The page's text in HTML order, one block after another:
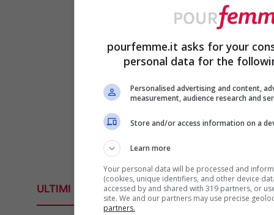
ULTIMI ARTICOLI
pourfemme.it asks for your
personal data for the
Personalised advertising and content,
measurement, audience research and
Store and/or access information on a
Learn more
Your personal data will be processed and
(cookies, unique identifiers, and other device
accessed by and shared with 319 partners, or
site. We and our partners may use precise
partners.